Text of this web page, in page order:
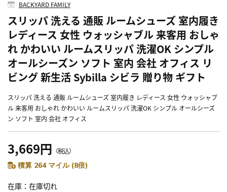
BACKYARD FAMILY
スリッパ 洗える 通販 ルームシューズ 室内履き
レディース 女性 ウォッシャブル 来客用 おしゃ
れ かわいい ルームスリッパ 洗濯OK シンプル
オールシーズン ソフト 室内 会社 オフィス リ
ビング 新生活 Sybilla シビラ 贈り物 ギフト
スリッパ 洗える 通販 ルームシューズ 室内履き レディース 女性 ウォッシャブ
ル 来客用 おしゃれ かわいい ルームスリッパ 洗濯OK シンプル オールシーズ
ン ソフト 室内 会社 オフィス
3,669円 （税込）
積算 264 マイル (8倍)
在庫 在庫切れ